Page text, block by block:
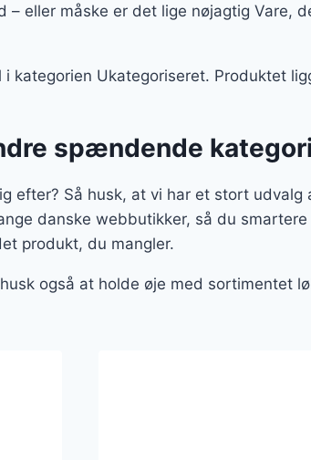
eller måske er det lige nøjagtig Vare,
kategorien Ukategoriseret. Produktet
spændende
efter? Så husk, at vi har et stort udvalg
danske webbutikker, så du
produkt, du mangler.
også at holde øje med sortimentet